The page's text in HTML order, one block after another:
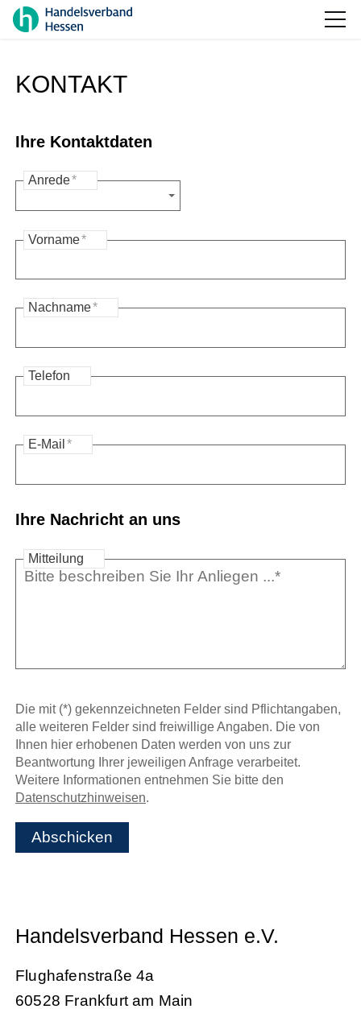
KONTAKT
Ihre Kontaktdaten
Anrede*
Vorname*
Nachname*
Telefon
E-Mail *
Ihre Nachricht an uns
Mitteilung
Die mit (*) gekennzeichneten Felder sind Pflichtangaben,
alle weiteren Felder sind freiwillige Angaben. Die von
Ihnen hier erhobenen Daten werden von uns zur
Beantwortung Ihrer jeweiligen Anfrage verarbeitet.
Weitere Informationen entnehmen Sie bitte den
Datenschutzhinweisen.
Abschicken
Handelsverband Hessen e.V.
Flughafenstraße 4a
60528 Frankfurt am Main